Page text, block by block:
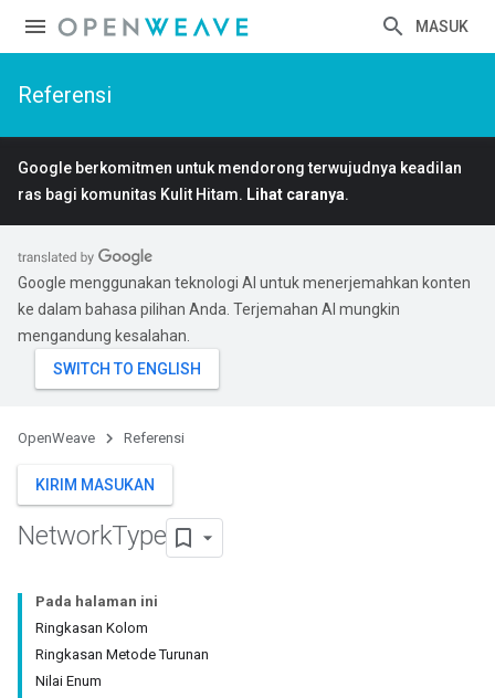
MASUK
Referensi
Google berkomitmen untuk mendorong terwujudnya keadilan
ras bagi komunitas Kulit Hitam. Lihat caranya.
Google menggunakan teknologi AI untuk menerjemahkan konten
ke dalam bahasa pilihan Anda. Terjemahan AI mungkin
mengandung kesalahan.
OpenWeave Referensi
KIRIM MASUKAN
NetworkType
Pada halaman ini
Ringkasan Kolom
Ringkasan Metode Turunan
Nilai Enum